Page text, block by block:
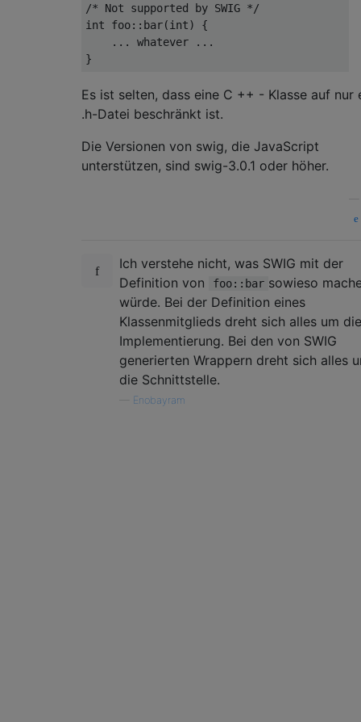
/* Not supported by SWIG */
int foo:: bar(int)
{
...
whatever
...
}
Es ist selten, dass eine C ++ - Klasse auf nur
.h-Datei beschränkt ist.
Die Versionen von swig, die JavaScript
unterstützen, sind swig-3.0.1 oder höher.
Ich verstehe nicht, was SWIG mit der
Definition von
foo::bar sowieso
würde. Bei der Definition eines
Klassenmitglieds dreht sich alles um die
Implementierung. Bei den von SWIG
generierten Wrappern dreht sich alles
die Schnittstelle.
Enobayram